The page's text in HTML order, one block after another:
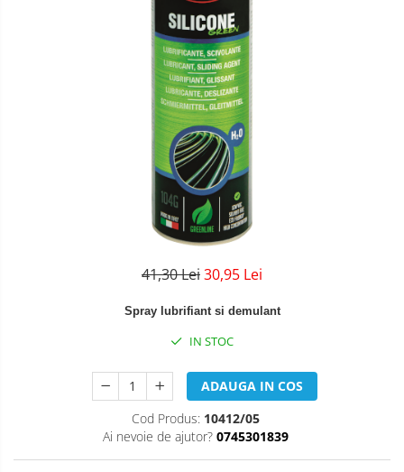
41,30 Lei30,95 Lei
Spray lubrifiant si demulant
IN STOC
ADAUGA IN COS
Cod Produs: 10412/05
Ai nevoie de ajutor? 0745301839